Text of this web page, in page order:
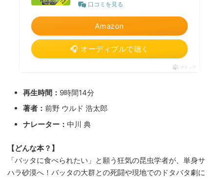
口コミを見る
Amazon
🎧 オーディブルで聴く
ポチップ
再生時間： 9時間14分
著者： 前野 ウルド 浩太郎
ナレーター： 中川 典
【どんな本？】
「バッタに食べられたい」と願う狂気の昆虫学者が、単身サ
ハラ砂漠へ！バッタの大群との死闘や現地でのドタバタ劇に